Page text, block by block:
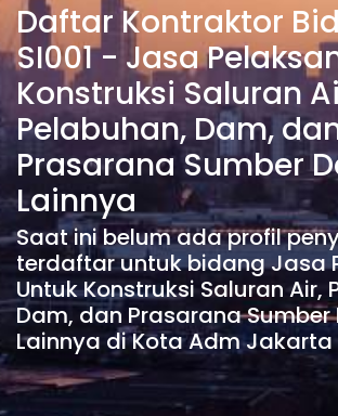
Daftar Kontraktor
SI001 - Jasa
Konstruksi Saluran
Pelabuhan, Dam,
Prasarana Sumber
Lainnya
Saat ini belum ada profil
terdaftar untuk bidang Jasa
Untuk Konstruksi Saluran Air,
Dam, dan Prasarana Sumber
Lainnya di Kota Adm Jakarta